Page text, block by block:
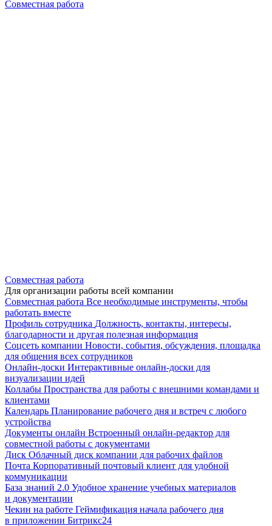
Совместная работа
Совместная работа
Для организации работы всей компании
Совместная работа Все необходимые инструменты, чтобы
работать вместе
Профиль сотрудника Должность, контакты, интересы,
благодарности и другая полезная информация
Соцсеть компании Новости, события, обсуждения, площадка
для общения всех сотрудников
Онлайн-доски Интерактивные онлайн-доски для
визуализации идей
Коллабы Пространства для работы с внешними командами и
клиентами
Календарь Планирование рабочего дня и встреч с любого
устройства
Документы онлайн Встроенный онлайн-редактор для
совместной работы с документами
Диск Облачный диск компании для рабочих файлов
Почта Корпоративный почтовый клиент для удобной
коммуникации
База знаний 2.0 Удобное хранение учебных материалов
и документации
Чекин на работе Геймификация начала рабочего дня
в приложении Битрикс24